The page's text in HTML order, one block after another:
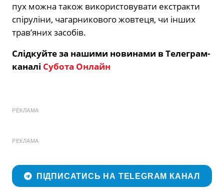
пух можна також використовувати екстракти
спіруліни, чагарникового жовтеця, чи інших
трав’яних засобів.
Слідкуйте за нашими новинами в Телеграм-
каналі Субота Онлайн
РЕКЛАМА
РЕКЛАМА
ПІДПИСАТИСЬ НА TELEGRAM КАНАЛ